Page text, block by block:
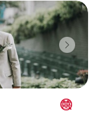
Next